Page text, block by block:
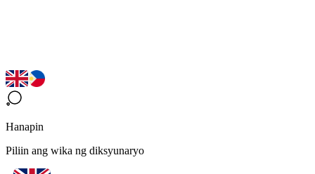
Hanapin
Piliin ang wika ng diksyunaryo